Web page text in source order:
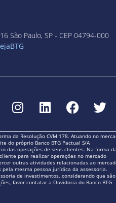
São Paulo, SP - CEP 04794-000
da Resolução CVM 178. Atuando no
do próprio Banco BTG Pactual S/A
das operações de seus clientes. Na forma da
para realizar operações no mercado
outras atividades relacionadas ao
mesma pessoa jurídica da assessoria.
de investimentos, considerando que são
favor contatar a Ouvidoria do Banco BTG